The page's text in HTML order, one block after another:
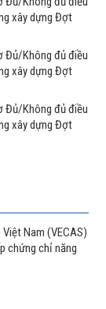
xây dựng Đợt
Đủ/Không đủ điều
xây dựng Đợt
Đủ/Không đủ điều
xây dựng Đợt
Nam (VECAS)
chứng chỉ năng